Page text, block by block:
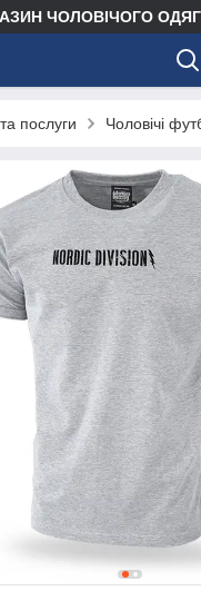
ЧОЛОВІЧОГО
послуги Чоловічі